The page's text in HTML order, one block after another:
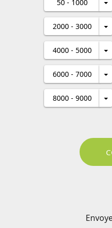
50 - 1000
2000 - 3000
4000 - 5000
6000 - 7000
8000 - 9000